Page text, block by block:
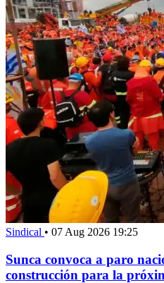
Sindical • 07 Aug 2026 19:25
Sunca convoca a paro
construcción para la